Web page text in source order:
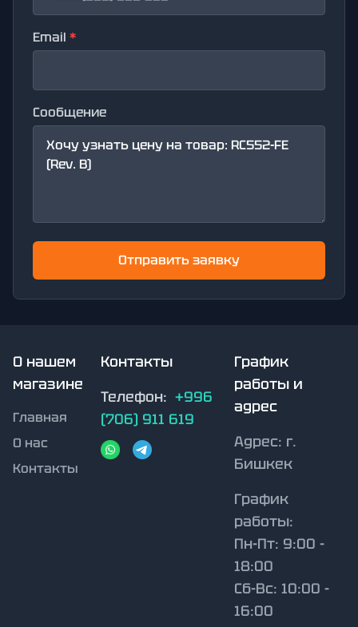
Email *
Сообщение
Отправить заявку
О нашем
магазине
Главная
О нас
Контакты
Контакты
Телефон: +996
(706) 911 619
График
работы и
адрес
Адрес: г.
Бишкек
График
работы:
Пн-Пт: 9:00 -
18:00
Сб-Вс: 10:00 -
16:00